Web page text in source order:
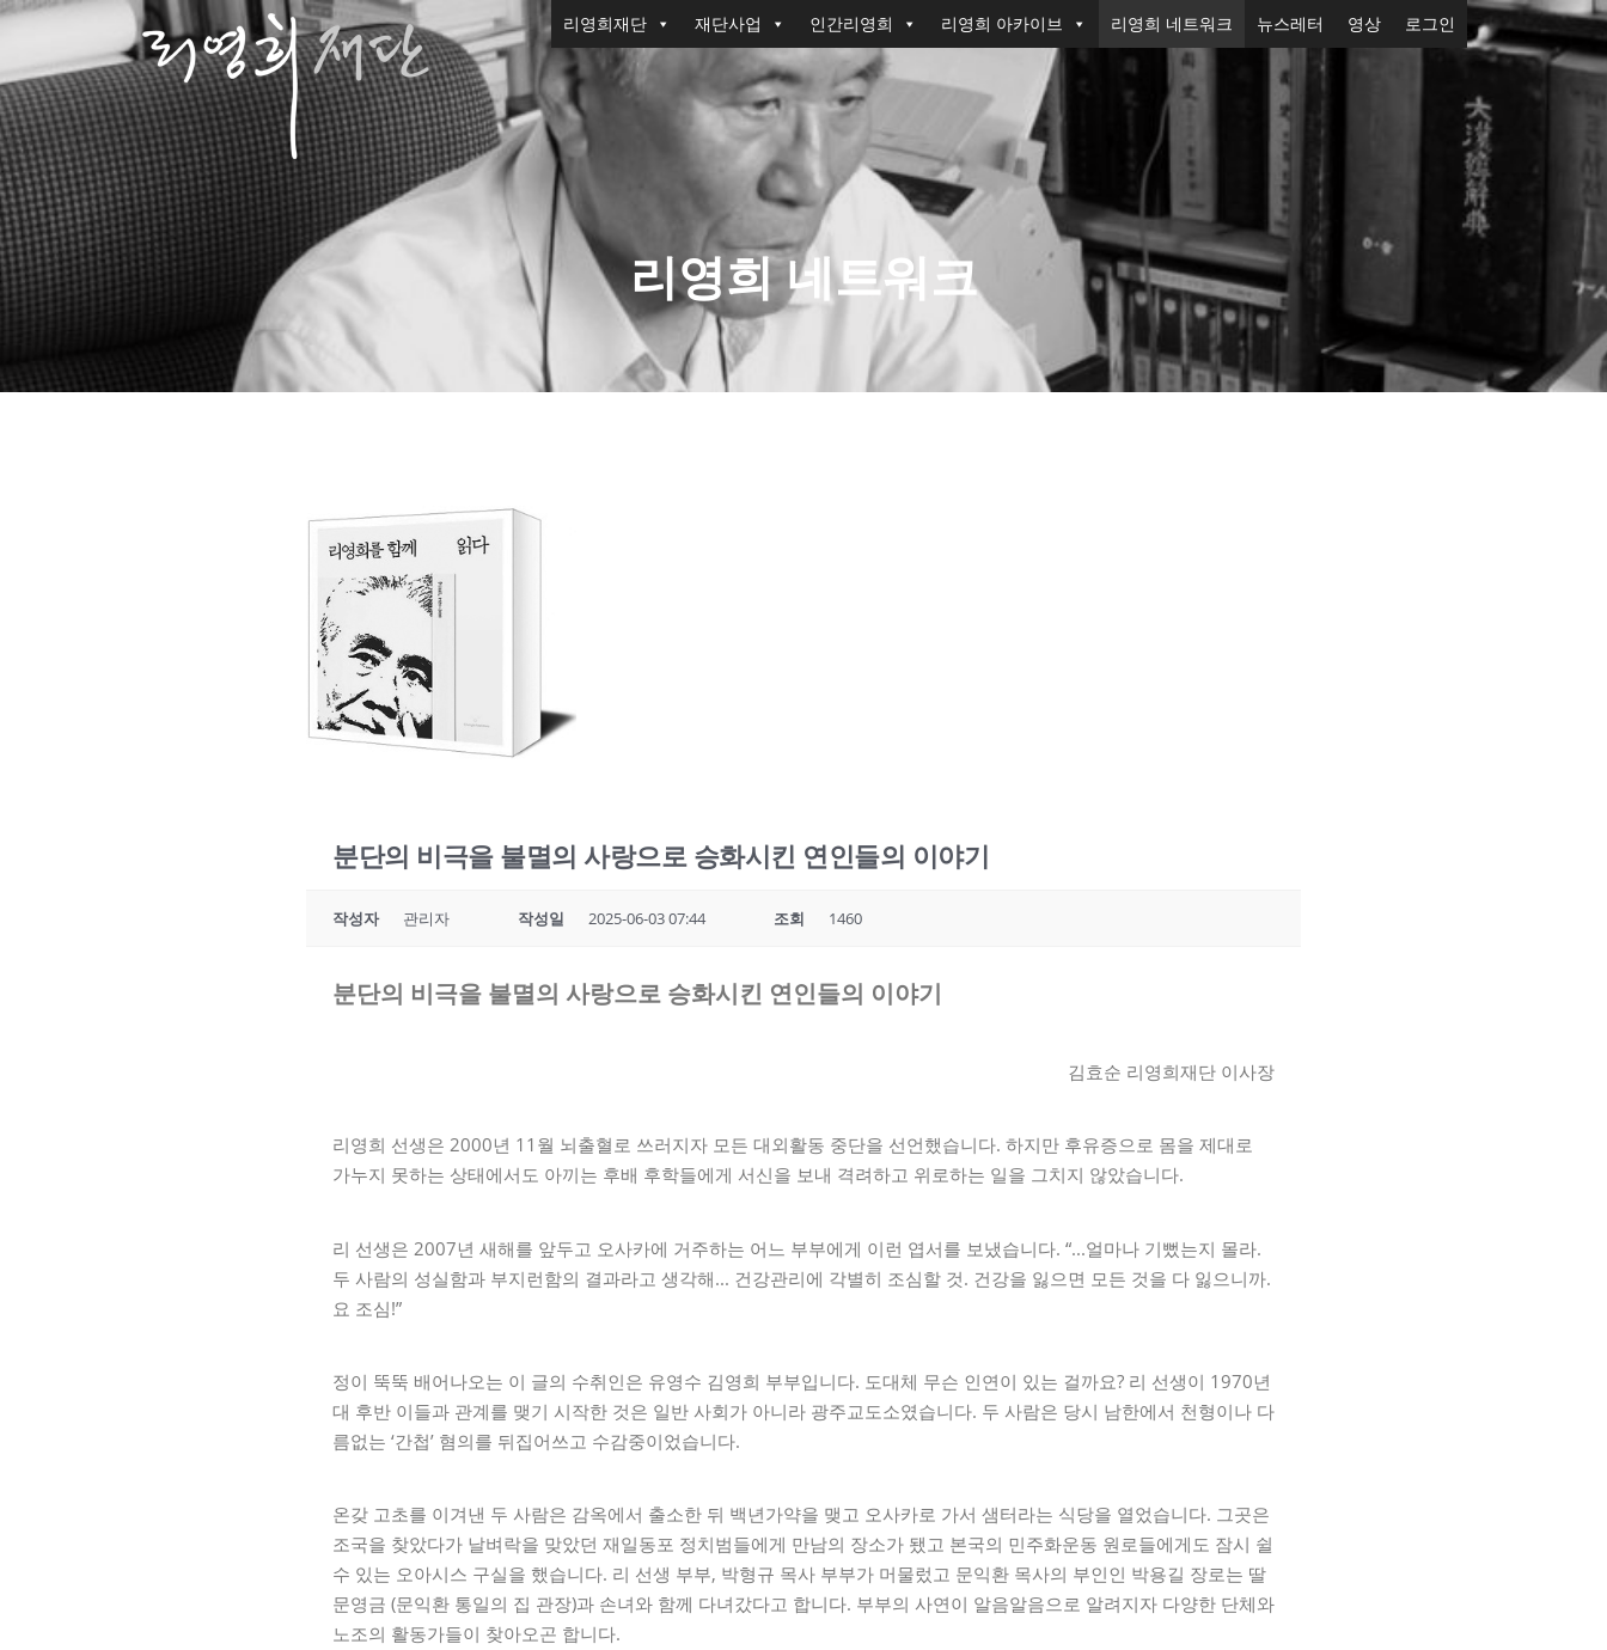
콘
로
바
로
가
기
리영희재단 재단사업 인간리영희 리영희 아카이브 리영희 네트워크 뉴스레터 영상 로그인
리영희 네트워크
분단의 비극을 불멸의 사랑으로 승화시킨 연인들의 이야기
작성자 관리자 작성일 2025-06-03 07:44 조회 1460
분단의 비극을 불멸의 사랑으로 승화시킨 연인들의 이야기
김효순 리영희재단 이사장
리영희 선생은 2000년 11월 뇌출혈로 쓰러지자 모든 대외활동 중단을 선언했습니다. 하지만 후유증으로 몸을 제대로
가누지 못하는 상태에서도 아끼는 후배 후학들에게 서신을 보내 격려하고 위로하는 일을 그치지 않았습니다.
리 선생은 2007년 새해를 앞두고 오사카에 거주하는 어느 부부에게 이런 엽서를 보냈습니다. “...얼마나 기뻤는지 몰라.
두 사람의 성실함과 부지런함의 결과라고 생각해... 건강관리에 각별히 조심할 것. 건강을 잃으면 모든 것을 다 잃으니까.
요 조심!”
정이 뚝뚝 배어나오는 이 글의 수취인은 유영수 김영희 부부입니다. 도대체 무슨 인연이 있는 걸까요? 리 선생이 1970년
대 후반 이들과 관계를 맺기 시작한 것은 일반 사회가 아니라 광주교도소였습니다. 두 사람은 당시 남한에서 천형이나 다
름없는 ‘간첩’ 혐의를 뒤집어쓰고 수감중이었습니다.
온갖 고초를 이겨낸 두 사람은 감옥에서 출소한 뒤 백년가약을 맺고 오사카로 가서 샘터라는 식당을 열었습니다. 그곳은
조국을 찾았다가 날벼락을 맞았던 재일동포 정치범들에게 만남의 장소가 됐고 본국의 민주화운동 원로들에게도 잠시 쉴
수 있는 오아시스 구실을 했습니다. 리 선생 부부, 박형규 목사 부부가 머물렀고 문익환 목사의 부인인 박용길 장로는 딸
문영금 (문익환 통일의 집 관장)과 손녀와 함께 다녀갔다고 합니다. 부부의 사연이 알음알음으로 알려지자 다양한 단체와
노조의 활동가들이 찾아오곤 합니다.